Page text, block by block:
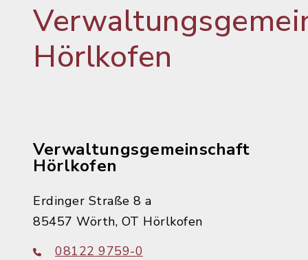
Hörlkofen
Verwaltungsgemeinschaft
Hörlkofen
Erdinger Straße 8 a
85457 Wörth, OT Hörlkofen
08122 9759-0